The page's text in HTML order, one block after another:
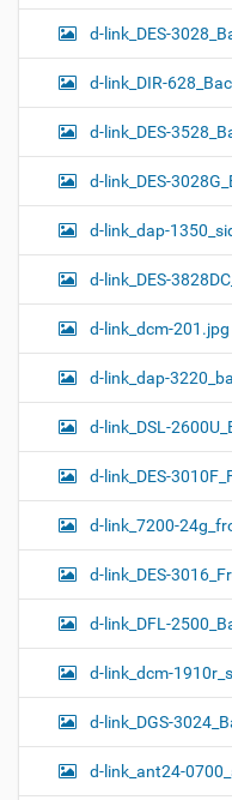
d-link_DES-
d-link_DIR-
d-link_DES-
d-link_DES-
d-link_dap-
d-link_DES-
d-link_dcm-201.jpg
d-link_dap-
d-link_DSL-
d-link_DES-
d-link_7200-
d-link_DES-
d-link_DFL-
d-link_dcm-
d-link_DGS-
d-link_ant24-